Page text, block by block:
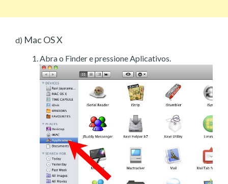
d) Mac OS X
Abra o Finder e pressione Aplicativos.